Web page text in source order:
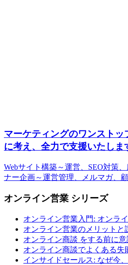
マーケティングのワンストッ
に考え、全力で支援いたしま
Webサイト構築～運営、SEO対策
ナー企画～運営管理、メルマガ、
オンライン営業 シリーズ
オンライン営業入門: オンラ
オンライン営業のメリットと
オンライン商談 をする前に
オンライン商談でよくある失
インサイドセールス: なぜ今